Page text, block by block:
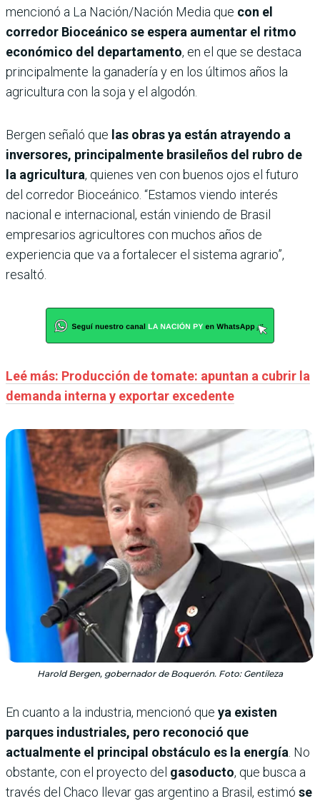
mencionó a La Nación/Nación Media que con el
corredor Bioceánico se espera aumentar el ritmo
económico del departamento, en el que se destaca
principalmente la ganadería y en los últimos años la
agricultura con la soja y el algodón.
Bergen señaló que las obras ya están atrayendo a
inversores, principalmente brasileños del rubro de
la agricultura, quienes ven con buenos ojos el futuro
del corredor Bioceánico. “Estamos viendo interés
nacional e internacional, están viniendo de Brasil
empresarios agricultores con muchos años de
experiencia que va a fortalecer el sistema agrario”,
resaltó.
Leé más: Producción de tomate: apuntan a cubrir la
demanda interna y exportar excedente
Harold Bergen, gobernador de Boquerón. Foto: Gentileza
En cuanto a la industria, mencionó que ya existen
parques industriales, pero reconoció que
actualmente el principal obstáculo es la energía. No
obstante, con el proyecto del gasoducto, que busca a
través del Chaco llevar gas argentino a Brasil, estimó se